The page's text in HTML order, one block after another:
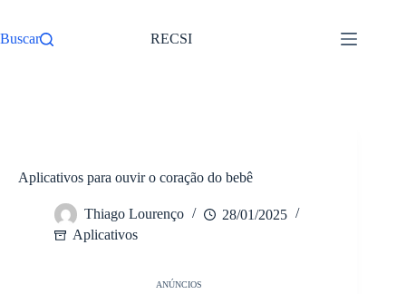
para
o
Buscar RECSI
Aplicativos para ouvir o coração do bebê
Thiago Lourenço
28/01/2025
Aplicativos
ANÚNCIOS